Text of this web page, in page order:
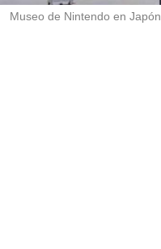
Museo de Nintendo en Japón